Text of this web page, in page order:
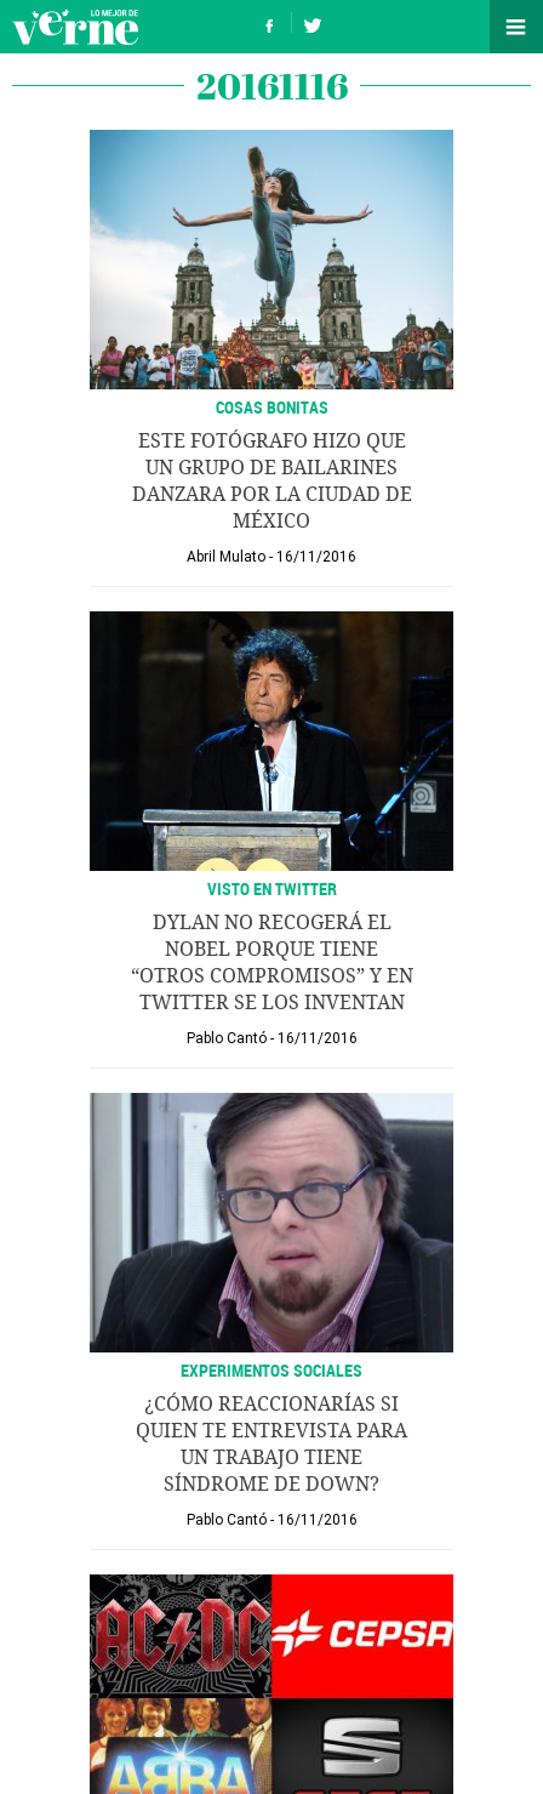
20161116
COSAS BONITAS
ESTE FOTÓGRAFO HIZO QUE
UN GRUPO DE BAILARINES
DANZARA POR LA CIUDAD DE
MÉXICO
Abril Mulato 16/11/2016
VISTO EN TWITTER
DYLAN NO RECOGERÁ EL
NOBEL PORQUE TIENE
“OTROS COMPROMISOS” Y EN
TWITTER SE LOS INVENTAN
Pablo Cantó 16/11/2016
EXPERIMENTOS SOCIALES
¿CÓMO REACCIONARÍAS SI
QUIEN TE ENTREVISTA PARA
UN TRABAJO TIENE
SÍNDROME DE DOWN?
Pablo Cantó 16/11/2016